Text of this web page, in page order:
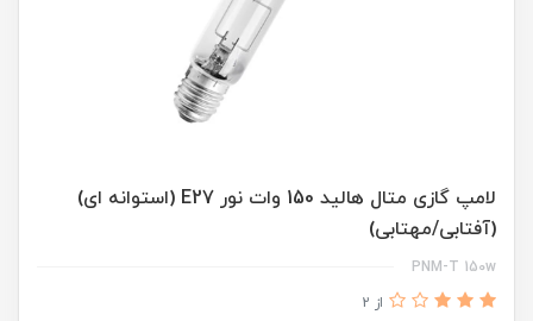
لامپ گازی متال هالید 150 وات نور E27 (استوانه ای)
(آفتابی/مهتابی)
PNM-T 150w
از 2